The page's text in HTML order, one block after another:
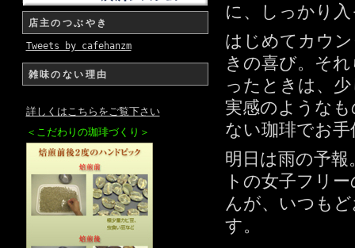
店主のつぶやき
Tweets by cafehanzm
雑味のない理由
詳しくはこちらをご覧下さい
＜こだわりの珈琲づくり＞
に、しっかり
はじめてカウ
きの喜び。そ
ったときは、
実感のような
ない珈琲でお
明日は雨の予
トの女子フリ
んが、いつも
す。